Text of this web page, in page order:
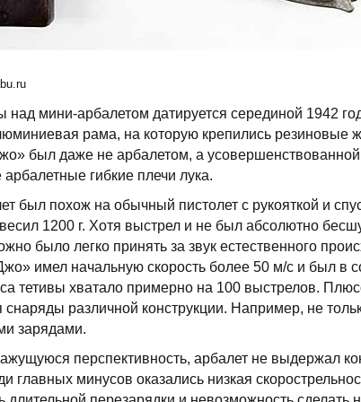
над мини-арбалетом датируется серединой 1942
рама, на которую крепились резиновые
был даже не арбалетом, а усовершенствованной
гибкие плечи лука.
был похож на обычный пистолет с рукояткой и
1200 г. Хотя выстрел и не был абсолютно
было легко принять за звук естественного
имел начальную скорость более 50 м/с и был в
тетивы хватало примерно на 100 выстрелов.
снаряды различной конструкции. Например, не
зарядами.
перспективность, арбалет не выдержал
главных минусов оказались низкая